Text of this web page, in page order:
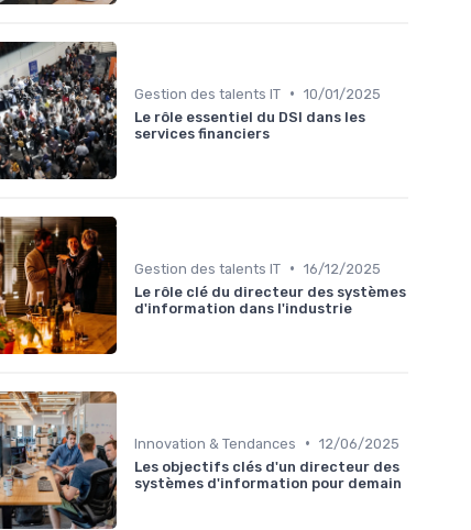
Gestion des talents IT • 10/01/2025
Le rôle essentiel du DSI dans les
services financiers
Gestion des talents IT • 16/12/2025
Le rôle clé du directeur des systèmes
d'information dans l'industrie
Innovation & Tendances • 12/06/2025
Les objectifs clés d'un directeur des
systèmes d'information pour demain